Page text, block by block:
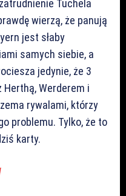
Tuchela
wierzą, że panują
jest słaby
samych siebie, a
jedynie, że 3
Werderem i
rywalami, którzy
problemu. Tylko, że to
karty.